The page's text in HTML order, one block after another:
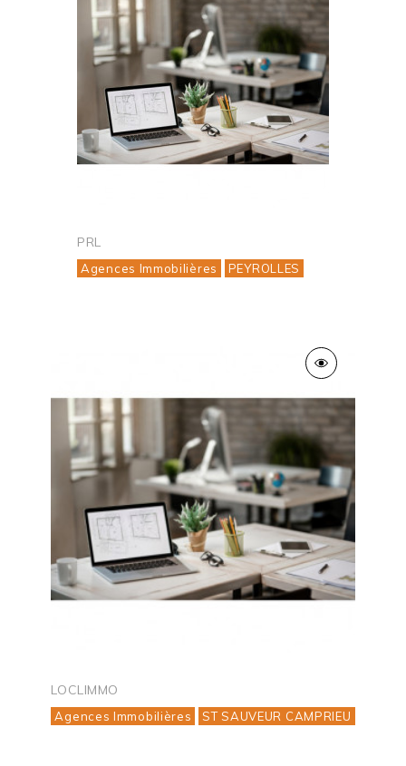
PRL
Agences Immobilières PEYROLLES
LOCLIMMO
Agences Immobilières ST SAUVEUR CAMPRIEU